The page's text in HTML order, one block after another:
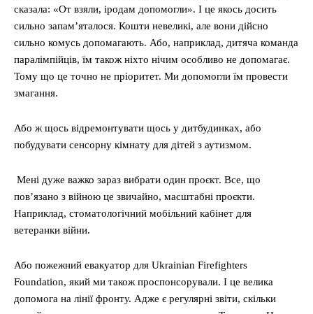
сказала: «От взяли, іродам допомогли». І це якось досить
сильно запам’яталося. Кошти невеликі, але вони дійсно
сильно комусь допомагають. Або, наприклад, дитяча команда
паралімпійців, їм також ніхто нічим особливо не допомагає.
Тому що це точно не пріоритет. Ми допомогли їм провести
змагання.
Або ж щось відремонтувати щось у дитбудинках, або
побудувати сенсорну кімнату для дітей з аутизмом.
Мені дуже важко зараз вибрати один проєкт. Все, що
пов’язано з війною це звичайно, масштабні проєкти.
Наприклад, стоматологічний мобільний кабінет для
ветеранки війни.
Або пожежний евакуатор для Ukrainian Firefighters
Foundation, який ми також проспонсорували. І це велика
допомога на лінії фронту. Адже є регулярні звіти, скільки